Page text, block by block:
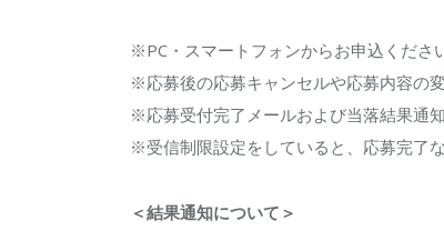
※PC・スマートフォンからお申込ください
※応募後の応募キャンセルや応募内容の変
※応募受付完了メールおよび当落結果通
※受信制限設定をしていると、応募完了
＜結果通知について＞